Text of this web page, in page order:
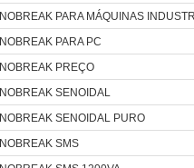
NOBREAK PARA MÁQUINAS
NOBREAK PARA PC
NOBREAK PREÇO
NOBREAK SENOIDAL
NOBREAK SENOIDAL PURO
NOBREAK SMS